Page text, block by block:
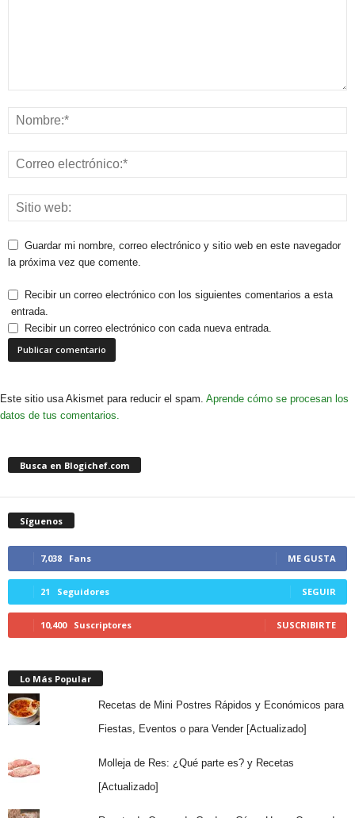
Guardar mi nombre, correo electrónico y sitio web en este navegador
la próxima vez que comente.
Recibir un correo electrónico con los siguientes comentarios a esta
entrada.
Recibir un correo electrónico con cada nueva entrada.
Este sitio usa Akismet para reducir el spam. Aprende cómo se procesan los
datos de tus comentarios.
Busca en Blogichef.com
Síguenos
7,038 Fans ME GUSTA
21 Seguidores SEGUIR
10,400 Suscriptores SUSCRIBIRTE
Lo Más Popular
Recetas de Mini Postres Rápidos y Económicos para
Fiestas, Eventos o para Vender [Actualizado]
Molleja de Res: ¿Qué parte es? y Recetas
[Actualizado]